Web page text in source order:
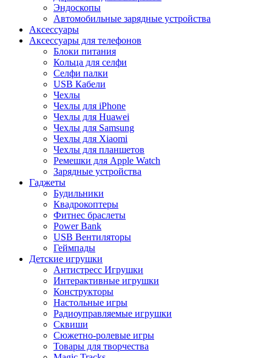
Эндоскопы
Автомобильные зарядные устройства
Аксессуары
Аксессуары для телефонов
Блоки питания
Кольца для селфи
Селфи палки
USB Кабели
Чехлы
Чехлы для iPhone
Чехлы для Huawei
Чехлы для Samsung
Чехлы для Xiaomi
Чехлы для планшетов
Ремешки для Apple Watch
Зарядные устройства
Гаджеты
Будильники
Квадрокоптеры
Фитнес браслеты
Power Bank
USB Вентиляторы
Геймпады
Детские игрушки
Антистресс Игрушки
Интерактивные игрушки
Конструкторы
Настольные игры
Радиоуправляемые игрушки
Сквиши
Сюжетно-ролевые игры
Товары для творчества